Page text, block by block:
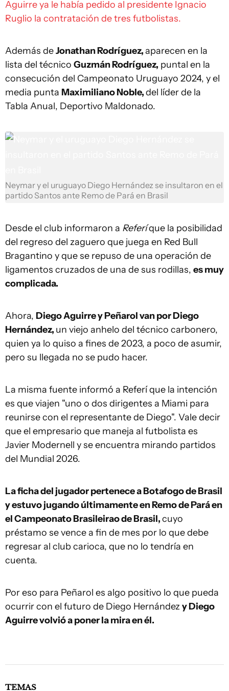
Aguirre ya le había pedido al presidente Ignacio
Ruglio la contratación de tres futbolistas.
Además deJonathan Rodríguez,aparecen en la
lista del técnico Guzmán Rodríguez, puntal en la
consecución del Campeonato Uruguayo 2024, y el
media punta Maximiliano Noble,del líder de la
Tabla Anual, Deportivo Maldonado.
Neymar y el uruguayo Diego Hernández se insultaron en el
partido Santos ante Remo de Pará en Brasil
Desde el club informaron a Referíque la posibilidad
del regreso del zaguero que juega en Red Bull
Bragantino y que se repuso de una operación de
ligamentos cruzados de una de sus rodillas, es muy
complicada.
Ahora, Diego Aguirre y Peñarol van por Diego
Hernández, un viejo anhelo del técnico carbonero,
quien ya lo quiso a fines de 2023, a poco de asumir,
pero su llegada no se pudo hacer.
La misma fuente informó a Referí que la intención
es que viajen "uno o dos dirigentes a Miami para
reunirse con el representante de Diego". Vale decir
que el empresario que maneja al futbolista es
Javier Modernell y se encuentra mirando partidos
del Mundial 2026.
La ficha del jugador pertenece a Botafogo de Brasil
y estuvo jugando últimamente en Remo de Pará en
el Campeonato Brasileirao de Brasil,cuyo
préstamo se vence a fin de mes por lo que debe
regresar al club carioca, que no lo tendría en
cuenta.
Por eso para Peñarol es algo positivo lo que pueda
ocurrir con el futuro de Diego Hernández y Diego
Aguirre volvió a poner la mira en él.
TEMAS